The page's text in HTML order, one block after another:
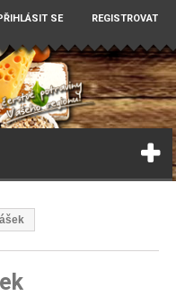
SE REGISTROVAT